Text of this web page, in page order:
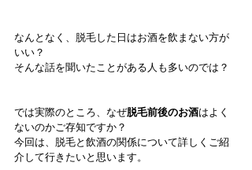
なんとなく、脱毛した日はお酒を飲まない方が
いい？
そんな話を聞いたことがある人も多いのでは？
では実際のところ、なぜ脱毛前後のお酒はよく
ないのかご存知ですか？
今回は、脱毛と飲酒の関係について詳しくご紹
介して行きたいと思います。